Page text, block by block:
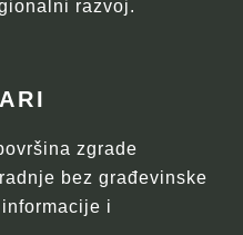
razvoj.
zgrade
bez građevinske
i